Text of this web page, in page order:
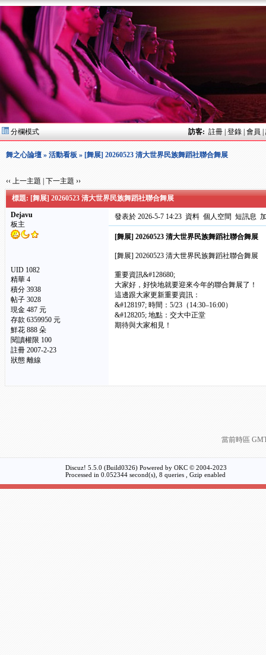
分欄模式 訪客: 註冊| 登錄| 會員
舞之心論壇» 活動看板» [舞展] 20260523 清大世界民族舞蹈社聯合舞展
‹‹ 上一主題 下一主題 ››
標題: [舞展] 20260523 清大世界民族舞蹈社聯合舞展
Dejavu
板主
UID 1082
精華 4
積分 3938
帖子 3028
現金 487 元
存款 6359950 元
鮮花 888 朵
閱讀權限 100
註冊 2007-2-23
狀態 離線
發表於 2026-5-7 14:23 資料 個人空間 短訊息
[舞展] 20260523 清大世界民族舞蹈社聯合舞展
[舞展] 20260523 清大世界民族舞蹈社聯合舞展
重要資訊&#128680;
大家好，好快地就要迎來今年的聯合舞展了！
這邊跟大家更新重要資訊：
&#128197; 時間：5/23（14:30–16:00）
&#128205; 地點：交大中正堂
期待與大家相見！
當前時區
Discuz! 5.5.0 (Build0326) Powered by OKC © 2004-2023
Processed in 0.052344 second(s), 8 queries , Gzip enabled